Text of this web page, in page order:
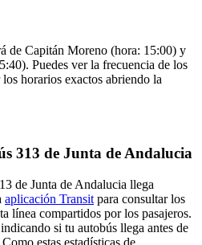
de Capitán Moreno (hora: 15:00) y
Puedes ver la frecuencia de los
horarios exactos abriendo la
313 de Junta de Andalucia
de Junta de Andalucia llega
aplicación Transit para consultar los
línea compartidos por los pasajeros.
si tu autobús llega antes de
estas estadísticas de